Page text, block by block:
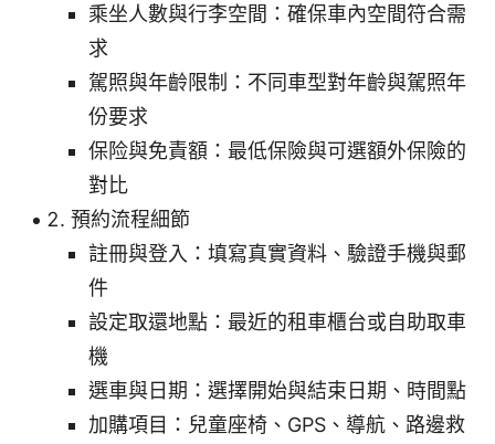
乘坐人數與行李空間：確保車內空間符合需
求
駕照與年齡限制：不同車型對年齡與駕照年
份要求
保险與免責額：最低保險與可選額外保險的
對比
預約流程細節
註冊與登入：填寫真實資料、驗證手機與郵
件
設定取還地點：最近的租車櫃台或自助取車
機
選車與日期：選擇開始與結束日期、時間點
加購項目：兒童座椅、GPS、導航、路邊救